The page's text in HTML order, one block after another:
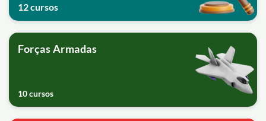
12 cursos
Forças Armadas
10 cursos